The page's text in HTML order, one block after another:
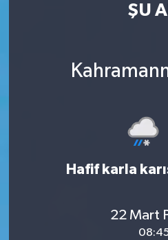
ŞU
Hafif karla
22 Mart